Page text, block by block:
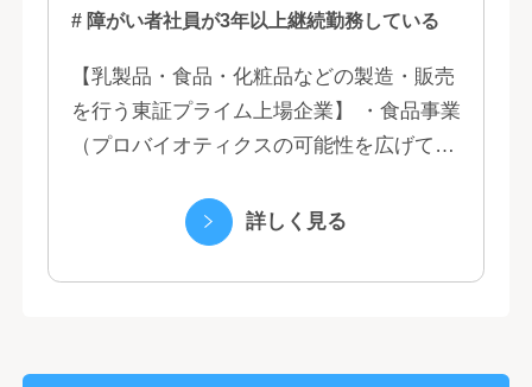
# 障がい者社員が3年以上継続勤務している
【乳製品・食品・化粧品などの製造・販売
を行う東証プライム上場企業】 ・食品事業
（プロバイオティクスの可能性を広げてい
る優れた機能性飲料） ・国際事業（40の
詳しく見る